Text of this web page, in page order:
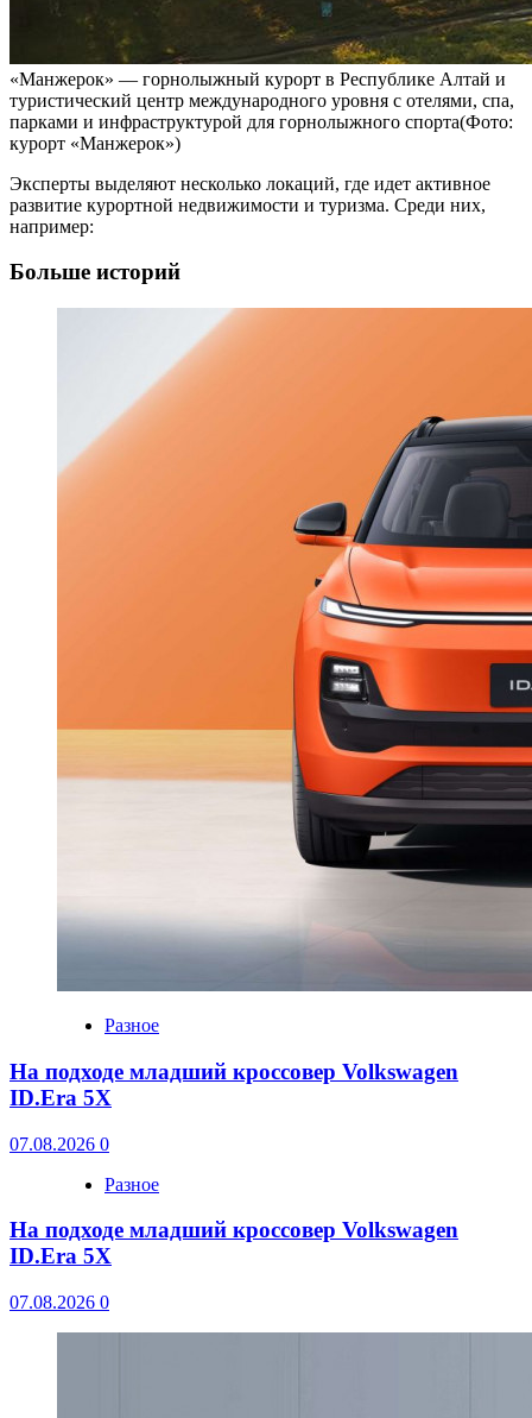
«Манжерок» — горнолыжный курорт в Республике Алтай и
туристический центр международного уровня с отелями, спа,
парками и инфраструктурой для горнолыжного спорта(Фото:
курорт «Манжерок»)
Эксперты выделяют несколько локаций, где идет активное
развитие курортной недвижимости и туризма. Среди них,
например:
Больше историй
Разное
На подходе младший кроссовер Volkswagen
ID.Era 5X
07.08.2026 0
Разное
На подходе младший кроссовер Volkswagen
ID.Era 5X
07.08.2026 0